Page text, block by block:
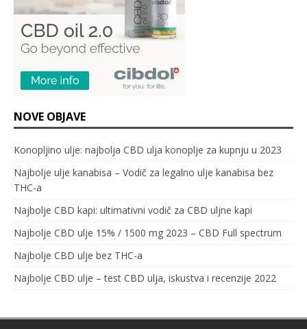
NOVE OBJAVE
Konopljino ulje: najbolja CBD ulja konoplje za kupnju u 2023
Najbolje ulje kanabisa – Vodič za legalno ulje kanabisa bez
THC-a
Najbolje CBD kapi: ultimativni vodič za CBD uljne kapi
Najbolje CBD ulje 15% / 1500 mg 2023 – CBD Full spectrum
Najbolje CBD ulje bez THC-a
Najbolje CBD ulje – test CBD ulja, iskustva i recenzije 2022